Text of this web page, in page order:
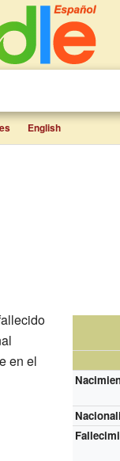
English
en el